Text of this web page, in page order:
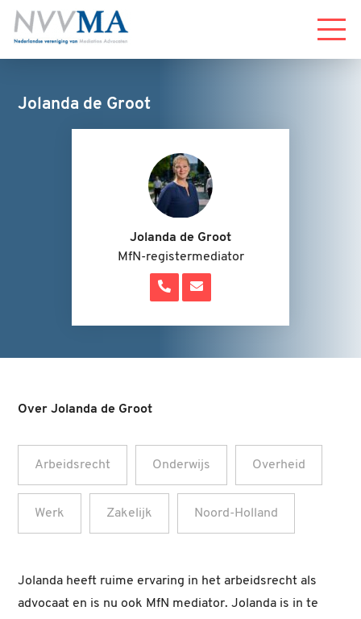
Menu
Jolanda de Groot
Jolanda de Groot
MfN-registermediator
Over Jolanda de Groot
Arbeidsrecht Onderwijs Overheid
Werk Zakelijk Noord-Holland
Jolanda heeft ruime ervaring in het arbeidsrecht als
advocaat en is nu ook MfN mediator. Jolanda is in te